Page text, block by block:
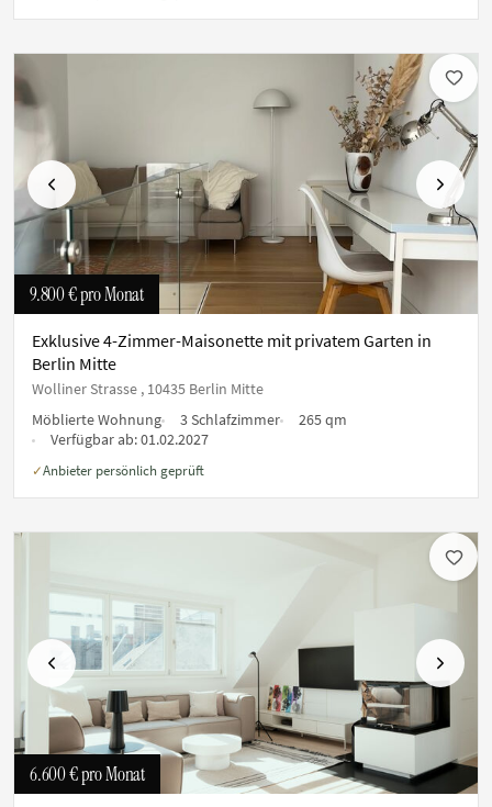
Vorherige Nächste
9.800 €pro Monat
Exklusive 4-Zimmer-Maisonette mit privatem Garten in
Berlin Mitte
Wolliner Strasse , 10435 Berlin Mitte
Möblierte Wohnung
3 Schlafzimmer
265 qm
Verfügbar ab:01.02.2027
✓Anbieter persönlich geprüft
Vorherige Nächste
6.600 €pro Monat